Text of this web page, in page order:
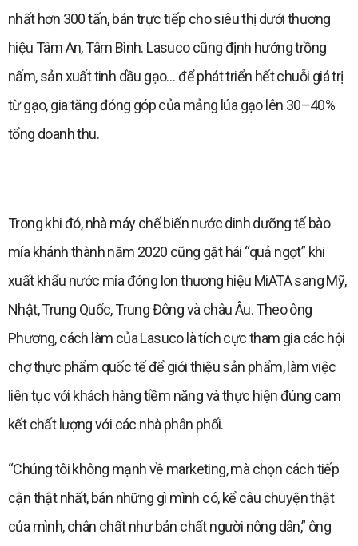
nhất hơn 300 tấn, bán trực tiếp cho siêu thị dưới thương
hiệu Tâm An, Tâm Bình. Lasuco cũng định hướng trồng
nấm, sản xuất tinh dầu gạo… để phát triển hết chuỗi giá trị
từ gạo, gia tăng đóng góp của mảng lúa gạo lên 30–40%
tổng doanh thu.
Trong khi đó, nhà máy chế biến nước dinh dưỡng tế bào
mía khánh thành năm 2020 cũng gặt hái “quả ngọt” khi
xuất khẩu nước mía đóng lon thương hiệu MiATA sang Mỹ,
Nhật, Trung Quốc, Trung Đông và châu Âu. Theo ông
Phương, cách làm của Lasuco là tích cực tham gia các hội
chợ thực phẩm quốc tế để giới thiệu sản phẩm, làm việc
liên tục với khách hàng tiềm năng và thực hiện đúng cam
kết chất lượng với các nhà phân phối.
“Chúng tôi không mạnh về marketing, mà chọn cách tiếp
cận thật nhất, bán những gì mình có, kể câu chuyện thật
của mình, chân chất như bản chất người nông dân,” ông